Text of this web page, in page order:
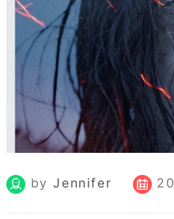
byJennifer